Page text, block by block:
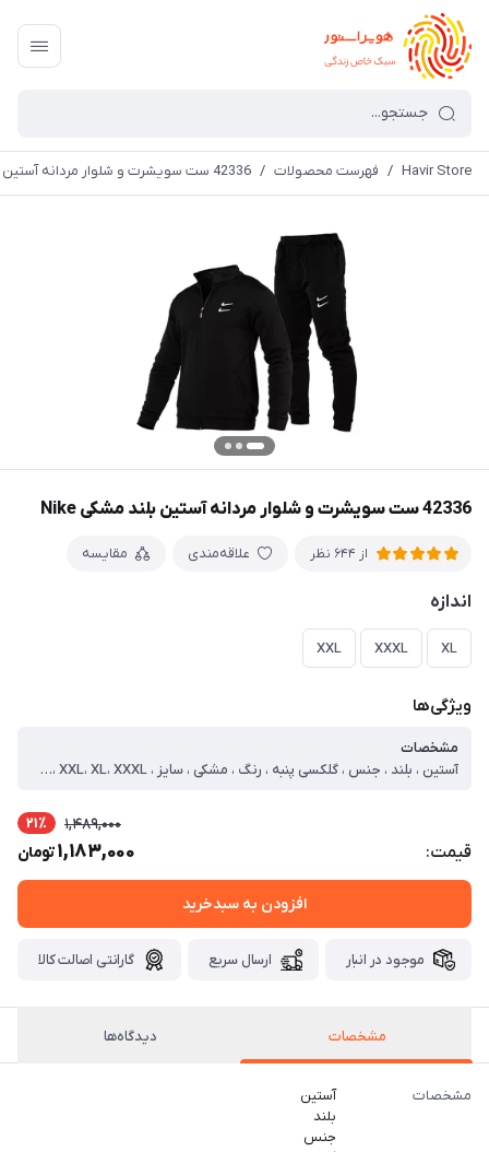
Havir Store
/ فهرست محصولات / 42336 ست سویشرت و شلوار مردانه آستین بلند مشکی Nike
42336 ست سویشرت و شلوار مردانه آستین بلند مشکی Nike
از 644 نظر علاقه‌مندی مقایسه
اندازه
XL
XXXL
XXL
ویژگی‌ها
مشخصات
آستین ، بلند ، جنس ، گلکسی پنبه ، رنگ ، مشکی ، سایز ، XXL، XL، XXXL ، سایز مدل ، دو ایکس لارج ، طرح پارچه ، ساده ، نحوه بسته شدن ، زیپی ، نوع ست ، سویشرت و شلوار ، سایز ایکس لارج ، دورکمر=90 فاق=34 قد شلوار=103 دورسینه=100 قد لباس=68 آستین=62 ، سایز دو ایکس لارج ، دورکمر=98 فاق=35 قد شلوار=103 دورسینه=106 قد لباس=73 آستین=63 ، سایز سه ایکس لارج ، دورکمر=110 فاق=38 قد شلوار=103 دورسینه=112 قد لباس=74 آستین=64
قیمت:
1,489,000 21٪
1,183,000تومان
افزودن به سبدخرید
موجود در انبار ارسال سریع گارانتی اصالت کالا
مشخصات دیدگاه‌ها
مشخصات
آستین
بلند
جنس